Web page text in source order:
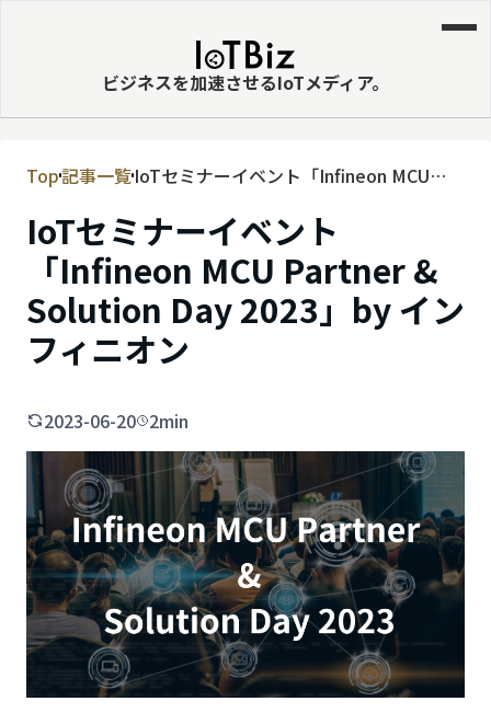
ビジネスを加速させるIoTメディア。
MVNE
エッジ
LPWA
DaaS
IaaS
ビッグデータ
MNO
MVNO
スマート漁業
PR
5G
クラウド
Top記事一覧IoTセミナーイベント「Infineon MCU
ィニオン
IoTセミナーイベント
「Infineon MCU Partner &
Solution Day 2023」by イン
フィニオン
2023-06-20 2min